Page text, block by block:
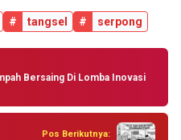
# tangsel # serpong
Bersaing Di Lomba Inovasi
Pos Berikutnya: